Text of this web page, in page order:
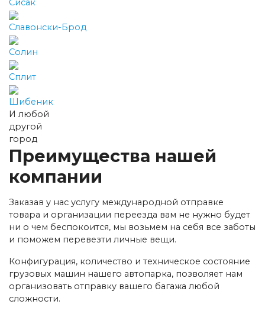
Сисак
Славонски-Брод
Солин
Сплит
Шибеник
И любой
другой
город
Преимущества нашей
компании
Заказав у нас услугу международной отправке
товара и организации переезда вам не нужно будет
ни о чем беспокоится, мы возьмем на себя все заботы
и поможем перевезти личные вещи.
Конфигурация, количество и техническое состояние
грузовых машин нашего автопарка, позволяет нам
организовать отправку вашего багажа любой
сложности.